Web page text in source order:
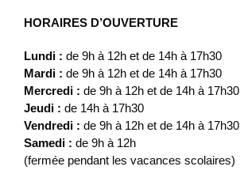
HORAIRES D’OUVERTURE
Lundi : de 9h à 12h et de 14h à 17h30
Mardi : de 9h à 12h et de 14h à 17h30
Mercredi : de 9h à 12h et de 14h à 17h30
Jeudi : de 14h à 17h30
Vendredi : de 9h à 12h et de 14h à 17h30
Samedi : de 9h à 12h
(fermée pendant les vacances scolaires)